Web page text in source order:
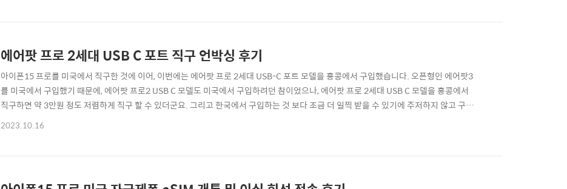
에어팟 프로 2세대 USB C 포트 직구 언박싱 후기
아이폰15 프로를 미국에서 직구한 것에 이어, 이번에는 에어팟 프로 2세대 USB-C 포트 모델을 홍콩에서 구입했습니다. 오픈형인 에어팟3
를 미국에서 구입했기 때문에, 에어팟 프로2 USB C 모델도 미국에서 구입하려던 참이었으나, 에어팟 프로 2세대 USB C 모델을 홍콩에서
직구하면 약 3만원 정도 저렴하게 직구 할 수 있더군요. 그리고 한국에서 구입하는 것 보다 조금 더 일찍 받을 수 있기에 주저하지 않고 구입
했습니다. ㅎㅎ :: 에어팟 프로 2세대 홍콩판 구입하러 바로가기 :: 패키지가 별다를 것은 없네요. 그냥 똑같지만... 라이트닝 케이블은 이제
2023.10.16